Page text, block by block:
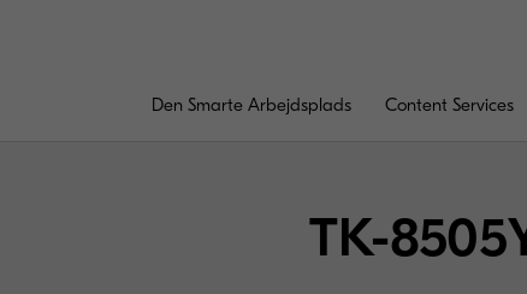
Den Smarte Arbejdsplads Content Services
TK-